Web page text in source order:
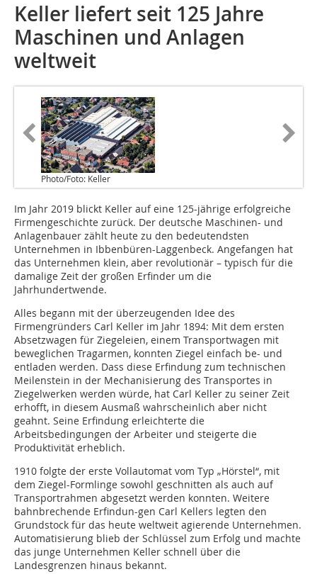
Keller liefert seit 125 Jahre
Maschinen und Anlagen
weltweit
Photo/Foto: Keller
Im Jahr 2019 blickt Keller auf eine 125-jährige erfolgreiche
Firmengeschichte zurück. Der deutsche Maschinen- und
Anlagenbauer zählt heute zu den bedeutendsten
Unternehmen in Ibbenbüren-Laggenbeck. Angefangen hat
das Unternehmen klein, aber revolutionär – typisch für die
damalige Zeit der großen Erfinder um die
Jahrhundertwende.
Alles begann mit der überzeugenden Idee des
Firmengründers Carl Keller im Jahr 1894: Mit dem ersten
Absetzwagen für Ziegeleien, einem Transportwagen mit
beweglichen Tragarmen, konnten Ziegel einfach be- und
entladen werden. Dass diese Erfindung zum technischen
Meilenstein in der Mechanisierung des Transportes in
Ziegelwerken werden würde, hat Carl Keller zu seiner Zeit
erhofft, in diesem Ausmaß wahrscheinlich aber nicht
geahnt. Seine Erfindung erleichterte die
Arbeitsbedingungen der Arbeiter und steigerte die
Produktivität erheblich.
1910 folgte der erste Vollautomat vom Typ „Hörstel“, mit
dem Ziegel-Formlinge sowohl geschnitten als auch auf
Transportrahmen abgesetzt werden konnten. Weitere
bahnbrechende Erfindun-gen Carl Kellers legten den
Grundstock für das heute weltweit agierende Unternehmen.
Automatisierung blieb der Schlüssel zum Erfolg und machte
das junge Unternehmen Keller schnell über die
Landesgrenzen hinaus bekannt.